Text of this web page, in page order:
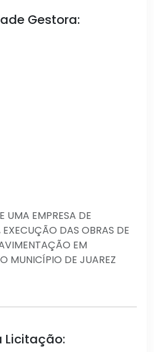
Gestora:
UMA EMPRESA DE
DAS OBRAS DE
EM
MUNICÍPIO DE JUAREZ
Licitação: